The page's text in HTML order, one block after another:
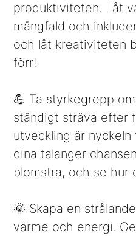
produktiviteten. Låt
mångfald och
och låt kreativiteten
förr!
💪 Ta styrkegrepp
ständigt sträva efter
utveckling är
dina talanger
blomstra, och se hur
🌞 Skapa en
värme och energi.